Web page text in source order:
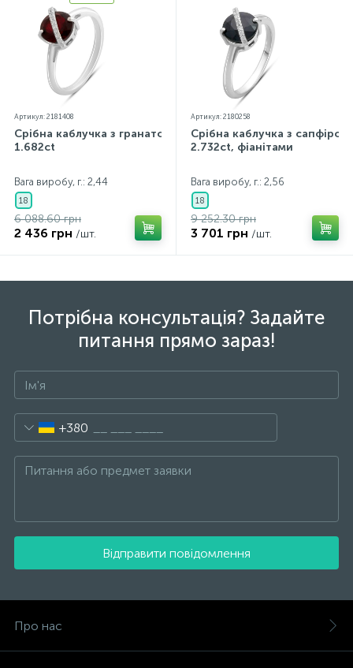
Артикул: 2181408
Срібна каблучка з гранатом
1.682ct
Вага виробу, г.: 2,44
18
6 088.60 грн
2 436 грн /шт.
Артикул: 2180258
Срібна каблучка з сапфіром
2.732ct, фіанітами
Вага виробу, г.: 2,56
18
9 252.30 грн
3 701 грн /шт.
Потрібна консультація? Задайте
питання прямо зараз!
+380
Відправити повідомлення
Про нас